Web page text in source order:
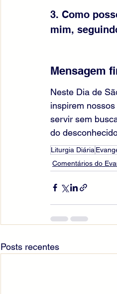
3. Como
mim,
Mensagem
Neste Dia de
inspirem
servir sem
do
Liturgia Diária
Comentários do
Posts recentes